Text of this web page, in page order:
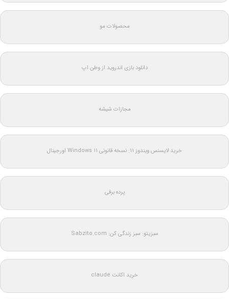
محصولات مو
دانلود بازی اندروید از وطن اپ
مجازات شیشه
خرید لایسنس ویندوز 11: نسخه قانونی Windows 11 اورجینال
پرده برقی
سبزیتو: سبز زندگی کن: Sabzito.com
خرید اکانت claude